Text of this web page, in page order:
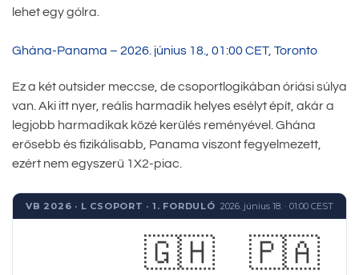
lehet egy gólra.
Ghána-Panama – 2026. június 18., 01:00 CET, Toronto
Ez a két outsider meccse, de csoportlogikában óriási súlya
van. Aki itt nyer, reális harmadik helyes esélyt épít, akár a
legjobb harmadikak közé kerülés reményével. Ghána
erősebb és fizikálisabb, Panama viszont fegyelmezett,
ezért nem egyszerű 1X2-piac.
VB 2026 · L CSOPORT · 1. FORDULÓ 2026. június 18. · 01:00 CEST
🇬🇭 🇵🇦